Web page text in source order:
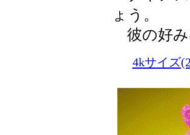
ょう。
彼の好み
4kサイズ